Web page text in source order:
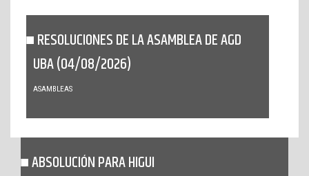
RESOLUCIONES DE LA ASAMBLEA DE AGD
UBA (04/08/2026)
ASAMBLEAS
ABSOLUCIÓN PARA HIGUI